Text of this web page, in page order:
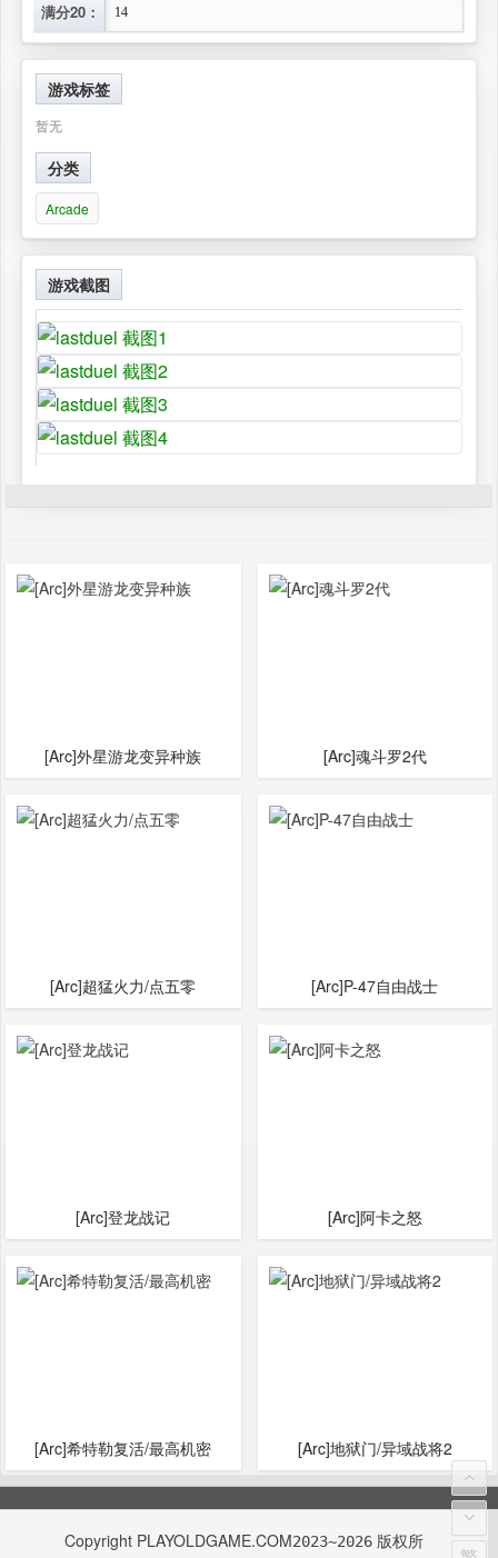
满分20： 14
游戏标签
暂无
分类
Arcade
游戏截图
[Arc]外星游龙变异种族 [Arc]魂斗罗2代
[Arc]超猛火力/点五零 [Arc]P-47自由战士
[Arc]登龙战记 [Arc]阿卡之怒
[Arc]希特勒复活/最高机密 [Arc]地狱门/异域战将2
Copyright PLAYOLDGAME.COM2023~2026 版权所